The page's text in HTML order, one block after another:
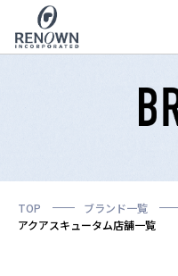
TOP ブランド一覧
アクアスキュータム店舗一覧